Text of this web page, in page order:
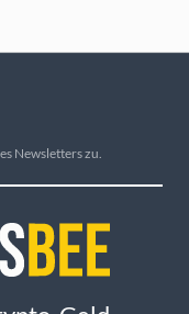
Newsletters zu.